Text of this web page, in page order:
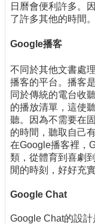
日曆會便利許多。
了許多其他的時間。
Google播客
不同於其他文書處
播客的平台。播客
同於傳統的電台收
的播放清單，這使
聽。因為不需要在
的時間，聽取自己
在Google播客裡，
類，從體育到喜劇
閒的時刻，好好充實
Google Chat
Google Chat的設